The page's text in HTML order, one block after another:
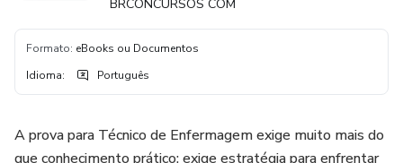
BRCONCURSOS COM
Formato: eBooks ou Documentos
Idioma: Português
A prova para Técnico de Enfermagem exige muito mais do
que conhecimento prático; exige estratégia para enfrentar